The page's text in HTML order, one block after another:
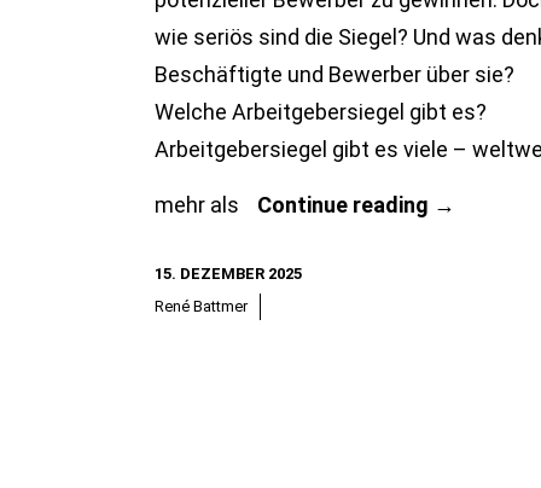
wie seriös sind die Siegel? Und was
Beschäftigte und Bewerber über sie?
Welche Arbeitgebersiegel gibt es?
Arbeitgebersiegel gibt es viele –
mehr als Continue reading Wie
→
15. DEZEMBER 2025
René Battmer